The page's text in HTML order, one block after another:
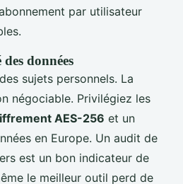
par utilisateur
données
sujets personnels. La
négociable. Privilégiez les
AES-256 et un
en Europe. Un audit de
est un bon indicateur de
le meilleur outil perd de